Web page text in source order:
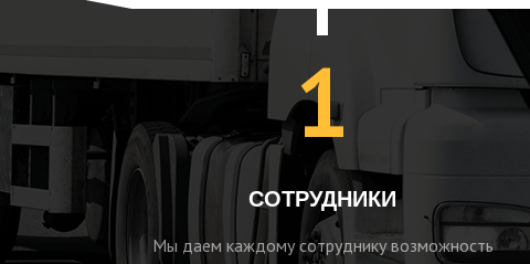
1
СОТРУДНИКИ
Мы даем каждому сотруднику возможность